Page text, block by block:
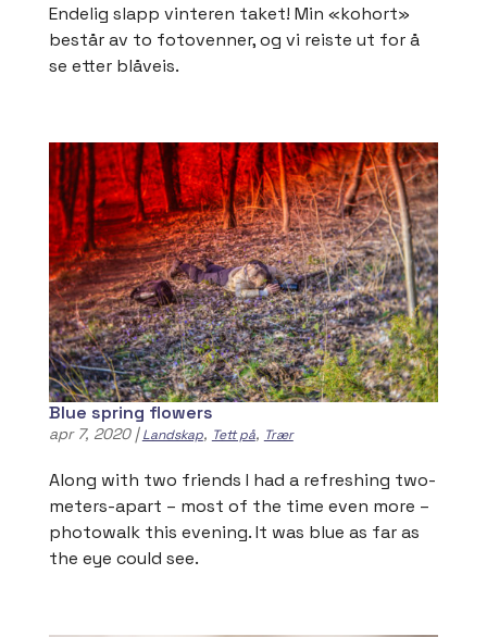
Endelig slapp vinteren taket! Min «kohort»
består av to fotovenner, og vi reiste ut for å
se etter blåveis.
Blue spring flowers
apr 7, 2020|Landskap, Tett på, Trær
Along with two friends I had a refreshing two-
meters-apart – most of the time even more –
photowalk this evening. It was blue as far as
the eye could see.